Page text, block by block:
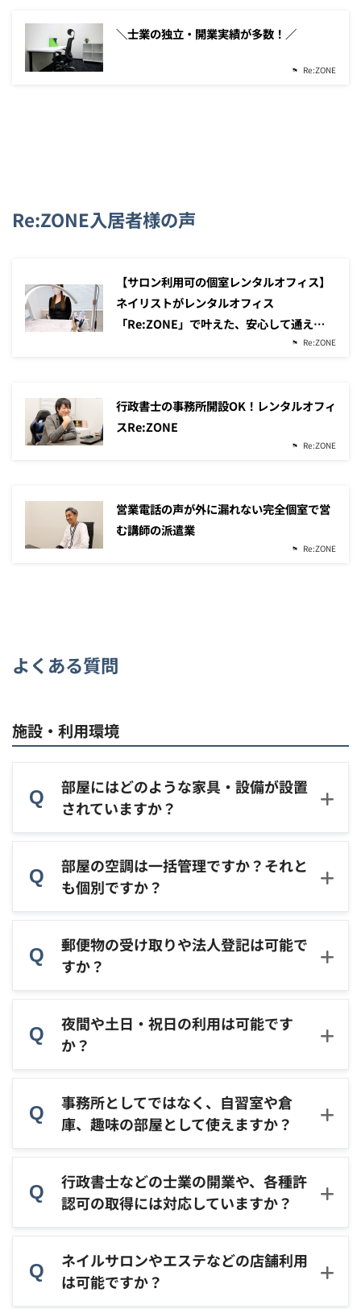
＼士業の独立・開業実績が多数！／
Re:ZONE
Re:ZONE入居者様の声
【サロン利用可の個室レンタルオフィス】
ネイリストがレンタルオフィス
「Re:ZONE」で叶えた、安心して通え…
Re:ZONE
行政書士の事務所開設OK！レンタルオフィ
スRe:ZONE
Re:ZONE
営業電話の声が外に漏れない完全個室で営
む講師の派遣業
Re:ZONE
よくある質問
施設・利用環境
部屋にはどのような家具・設備が設置
されていますか？
部屋の空調は一括管理ですか？それと
も個別ですか？
郵便物の受け取りや法人登記は可能で
すか？
夜間や土日・祝日の利用は可能です
か？
事務所としてではなく、自習室や倉
庫、趣味の部屋として使えますか？
行政書士などの士業の開業や、各種許
認可の取得には対応していますか？
ネイルサロンやエステなどの店舗利用
は可能ですか？